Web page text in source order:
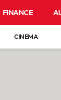
FINANCE
CINEMA